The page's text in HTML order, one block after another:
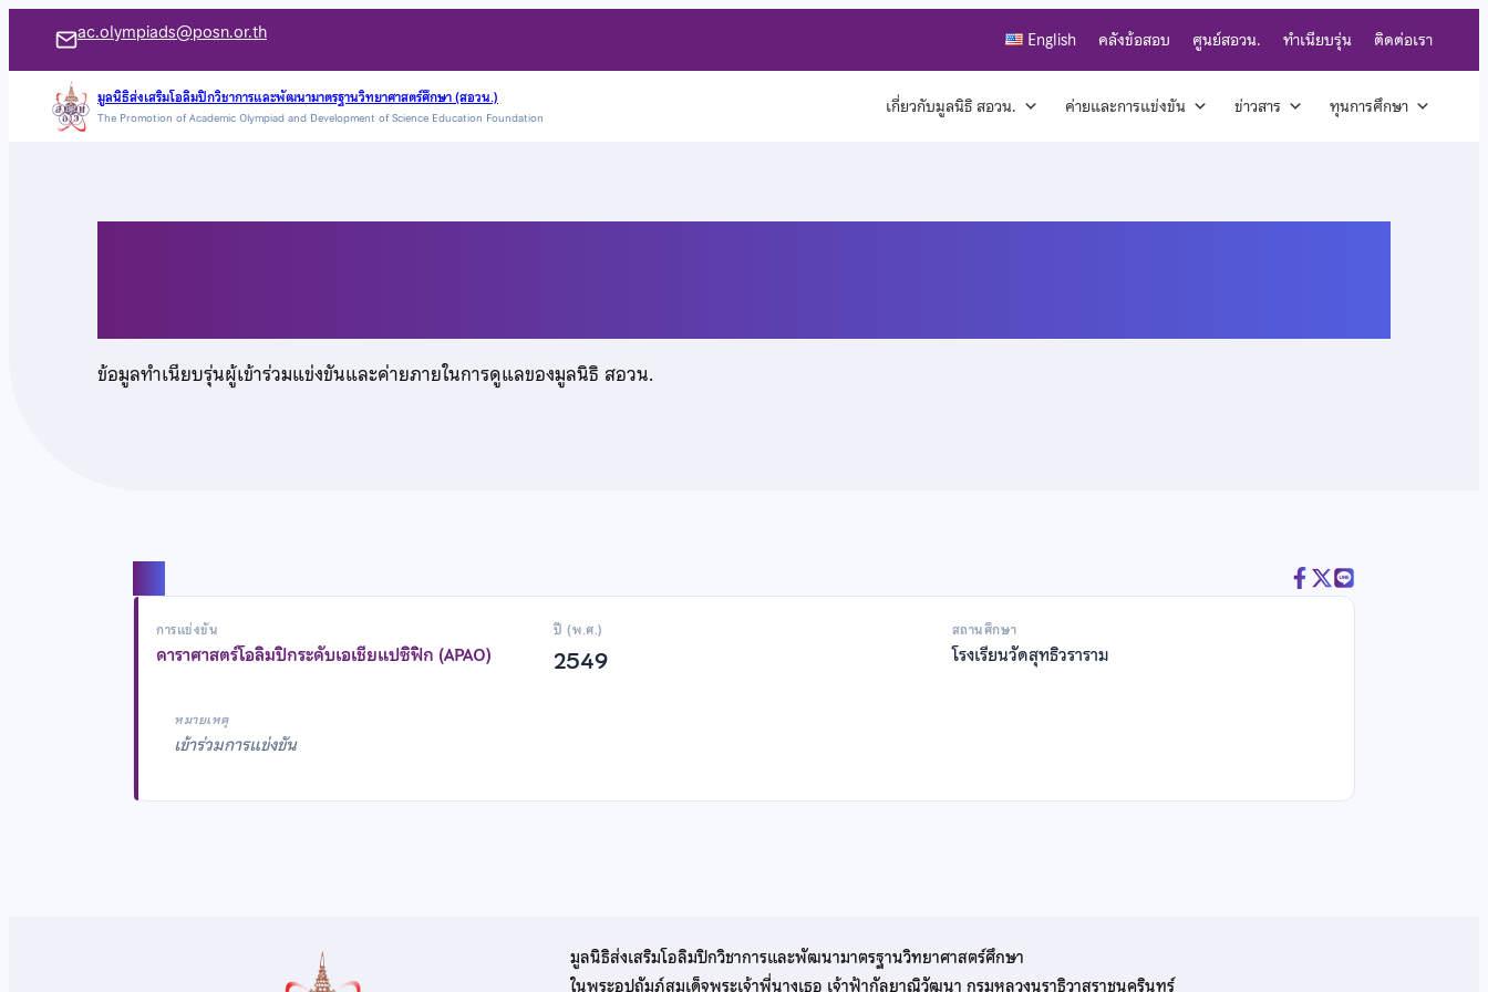
เนื้อหา
ac.olympiads@posn.or.th English คลังข้อสอบ ศูนย์สอวน. ทำเนียบรุ่น ติดต่อเรา
มูลนิธิส่งเสริมโอลิมปิกวิชาการและพัฒนามาตรฐานวิทยาศาสตร์ศึกษา (สอวน.)
The Promotion of Academic Olympiad and Development of Science Education Foundation เกี่ยวกับมูลนิธิ สอวน. ค่ายและการแข่งขัน ข่าวสาร ทุนการศึกษา
ข้อมูลทำเนียบรุ่นผู้เข้าร่วมแข่งขันและค่ายภายในการดูแลของมูลนิธิ สอวน.
การแข่งขัน
ดาราศาสตร์โอลิมปิกระดับเอเชียแปซิฟิก (APAO)
ปี (พ.ศ.)
2549
สถานศึกษา
โรงเรียนวัดสุทธิวราราม
หมายเหตุ
เข้าร่วมการแข่งขัน
มูลนิธิส่งเสริมโอลิมปิกวิชาการและพัฒนามาตรฐานวิทยาศาสตร์ศึกษา
ในพระอุปถัมภ์สมเด็จพระเจ้าพี่นางเธอ เจ้าฟ้ากัลยาณิวัฒนา กรมหลวงนราธิวาสราชนครินทร์